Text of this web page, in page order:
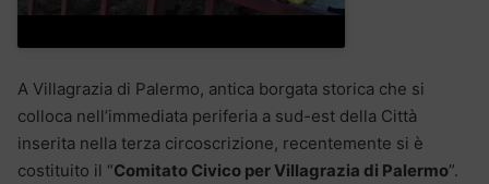
A Villagrazia di Palermo, antica borgata storica che si
colloca nell’immediata periferia a sud-est della Città
inserita nella terza circoscrizione, recentemente si è
costituito il “Comitato Civico per Villagrazia di Palermo”.